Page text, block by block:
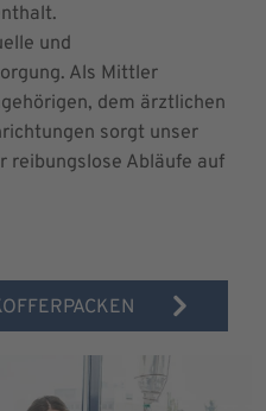
und
Als Mittler
dem ärztlichen
sorgt unser
reibungslose Abläufe auf